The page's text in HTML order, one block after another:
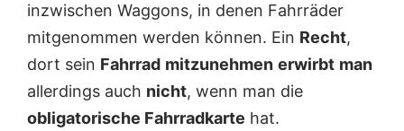
inzwischen Waggons, in denen Fahrräder
mitgenommen werden können. Ein Recht,
dort sein Fahrrad mitzunehmen erwirbt man
allerdings auch nicht, wenn man die
obligatorische Fahrradkarte hat.